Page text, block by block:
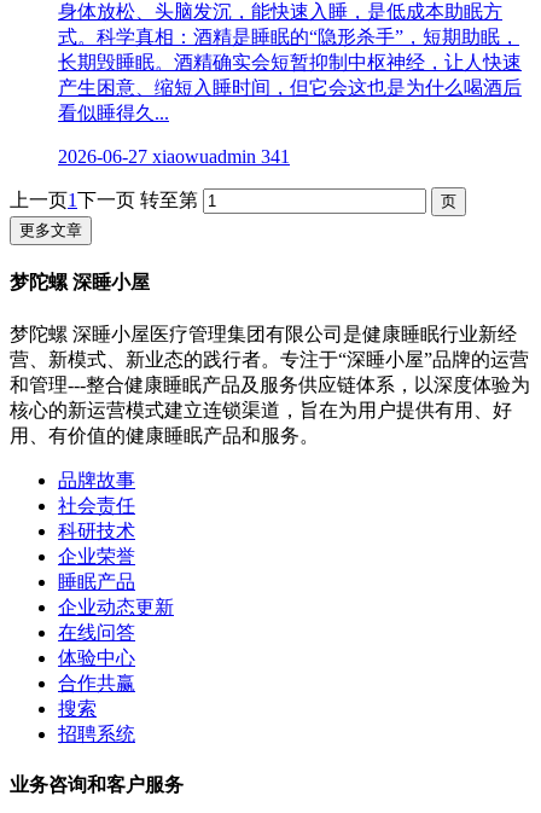
身体放松、头脑发沉，能快速入睡，是低成本助眠方
式。科学真相：酒精是睡眠的“隐形杀手”，短期助眠，
长期毁睡眠。酒精确实会短暂抑制中枢神经，让人快速
产生困意、缩短入睡时间，但它会这也是为什么喝酒后
看似睡得久...
2026-06-27 xiaowuadmin 341
上一页1下一页 转至第
更多文章
梦陀螺 深睡小屋
梦陀螺 深睡小屋医疗管理集团有限公司是健康睡眠行业新经
营、新模式、新业态的践行者。专注于“深睡小屋”品牌的运营
和管理---整合健康睡眠产品及服务供应链体系，以深度体验为
核心的新运营模式建立连锁渠道，旨在为用户提供有用、好
用、有价值的健康睡眠产品和服务。
品牌故事
社会责任
科研技术
企业荣誉
睡眠产品
企业动态更新
在线问答
体验中心
合作共赢
搜索
招聘系统
业务咨询和客户服务